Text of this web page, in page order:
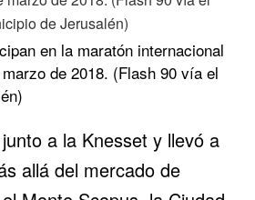
en la maratón internacional
de 2018. (Flash 90 vía el
a la Knesset y llevó a
allá del mercado de